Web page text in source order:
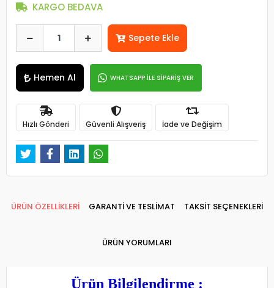
KARGO BEDAVA
Sepete Ekle
Hemen Al WHATSAPP İLE SİPARİŞ VER
Hızlı Gönderi Güvenli Alışveriş İade ve Değişim
ÜRÜN ÖZELLİKLERİ GARANTİ VE TESLİMAT TAKSİT SEÇENEKLERİ
ÜRÜN YORUMLARI
Ürün Bilgilendirme :